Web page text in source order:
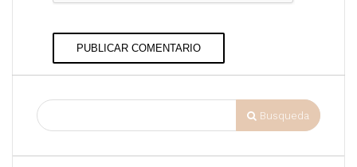
PUBLICAR COMENTARIO
Busqueda